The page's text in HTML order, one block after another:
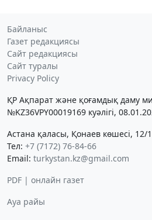
Байланыс
Газет редакциясы
Сайт редакциясы
Сайт туралы
Privacy Policy
ҚР Ақпарат және қоғамдық даму
№KZ36VPY00019169 куәлігі,
Астана қаласы, Қонаев көшесі, 12/1
Тел: +7 (7172) 76-84-66
Email: turkystan.kz@gmail.com
PDF | онлайн газет
Ауа райы